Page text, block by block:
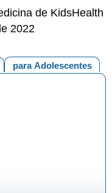
de KidsHealth
2022
para Adolescentes